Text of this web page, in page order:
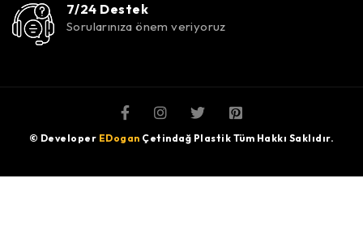
7/24 Destek
Sorularınıza önem veriyoruz
© Developer EDogan Çetindağ Plastik Tüm Hakkı Saklıdır.